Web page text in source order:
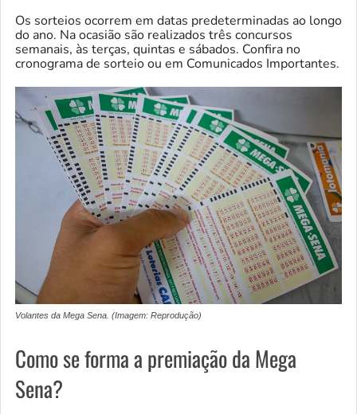
Os sorteios ocorrem em datas predeterminadas ao longo
do ano. Na ocasião são realizados três concursos
semanais, às terças, quintas e sábados. Confira no
cronograma de sorteio ou em Comunicados Importantes.
Volantes da Mega Sena. (Imagem: Reprodução)
Como se forma a premiação da Mega
Sena?